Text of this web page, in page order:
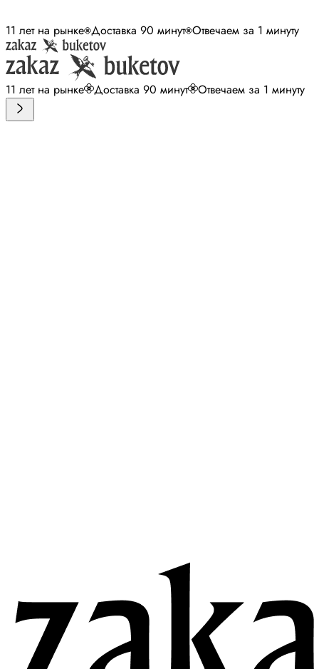
11 лет на рынке Доставка 90 минут Отвечаем за 1 минуту
11 лет на рынке Доставка 90 минут Отвечаем за 1 минуту